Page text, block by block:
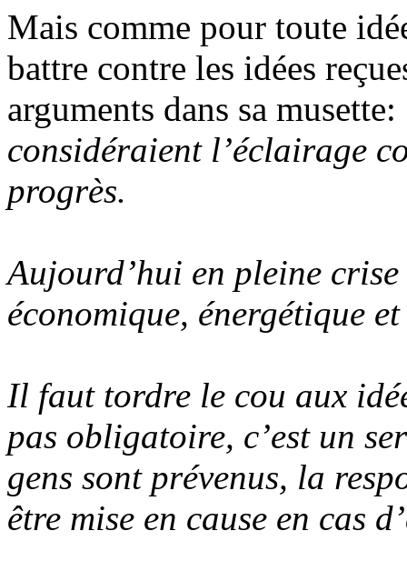
Mais comme pour toute
battre contre les idées
arguments dans sa musette:
considéraient l’éclairage
progrès.
Aujourd’hui en pleine
économique, énergétique
Il faut tordre le cou aux
pas obligatoire, c’est un
gens sont prévenus, la
être mise en cause en cas